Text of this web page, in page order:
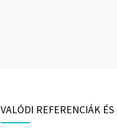
VALÓDI REFERENCIÁK